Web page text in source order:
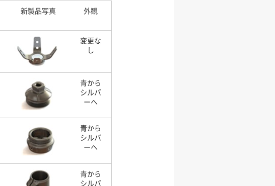
新製品写真 外観
変更な
し
青から
シルバ
ーへ
青から
シルバ
ーへ
青から
シルバ